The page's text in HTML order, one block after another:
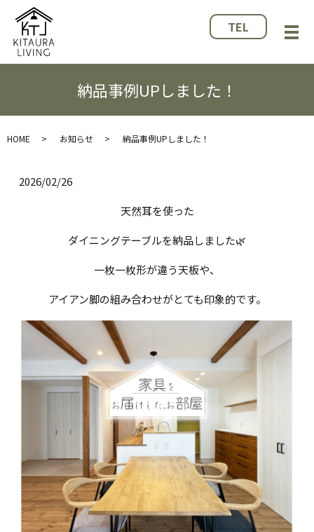
TEL
メ
納品事例UPしました！
HOME お知らせ 納品事例UPしました！
2026/02/26
天然耳を使った
ダイニングテーブルを納品しました🌿
一枚一枚形が違う天板や、
アイアン脚の組み合わせがとても印象的です。